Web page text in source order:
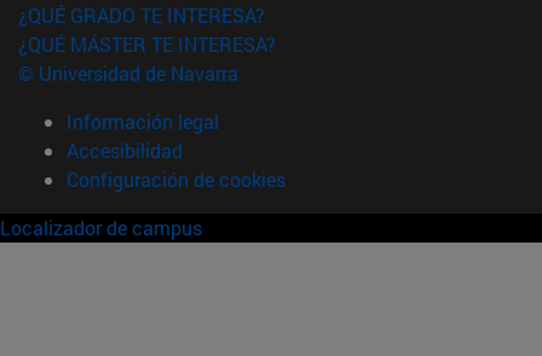
¿QUÉ GRADO TE INTERESA?
¿QUÉ MÁSTER TE INTERESA?
© Universidad de Navarra
Información legal
Accesibilidad
Configuración de cookies
Localizador de campus